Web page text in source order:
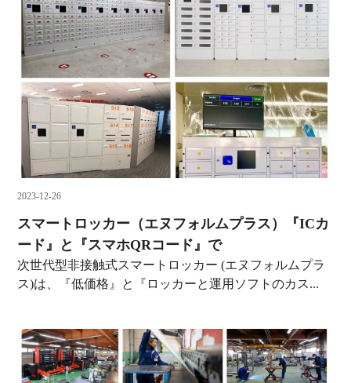
2023-12-26
スマートロッカー（エヌフォルムプラス）『ICカ
ード』と『スマホQRコード』で
次世代型非接触式スマートロッカー (エヌフォルムプラ
ス)は、『低価格』と『ロッカーと運用ソフトのカス...